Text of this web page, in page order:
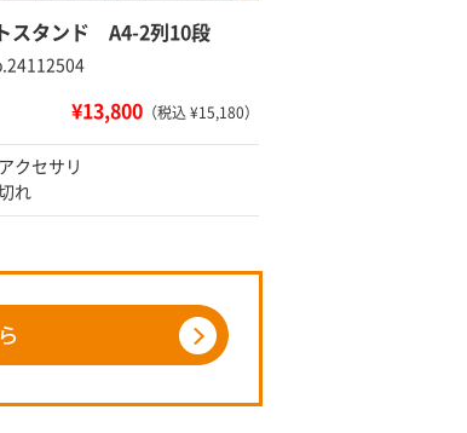
スタンド A4-2列10段
¥13,800 （税込 ¥15,180）
クセサリ
れ